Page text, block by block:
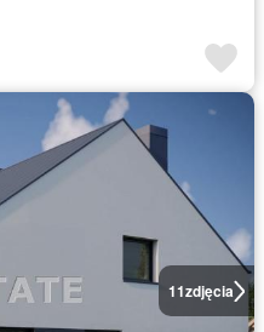
11zdjęcia